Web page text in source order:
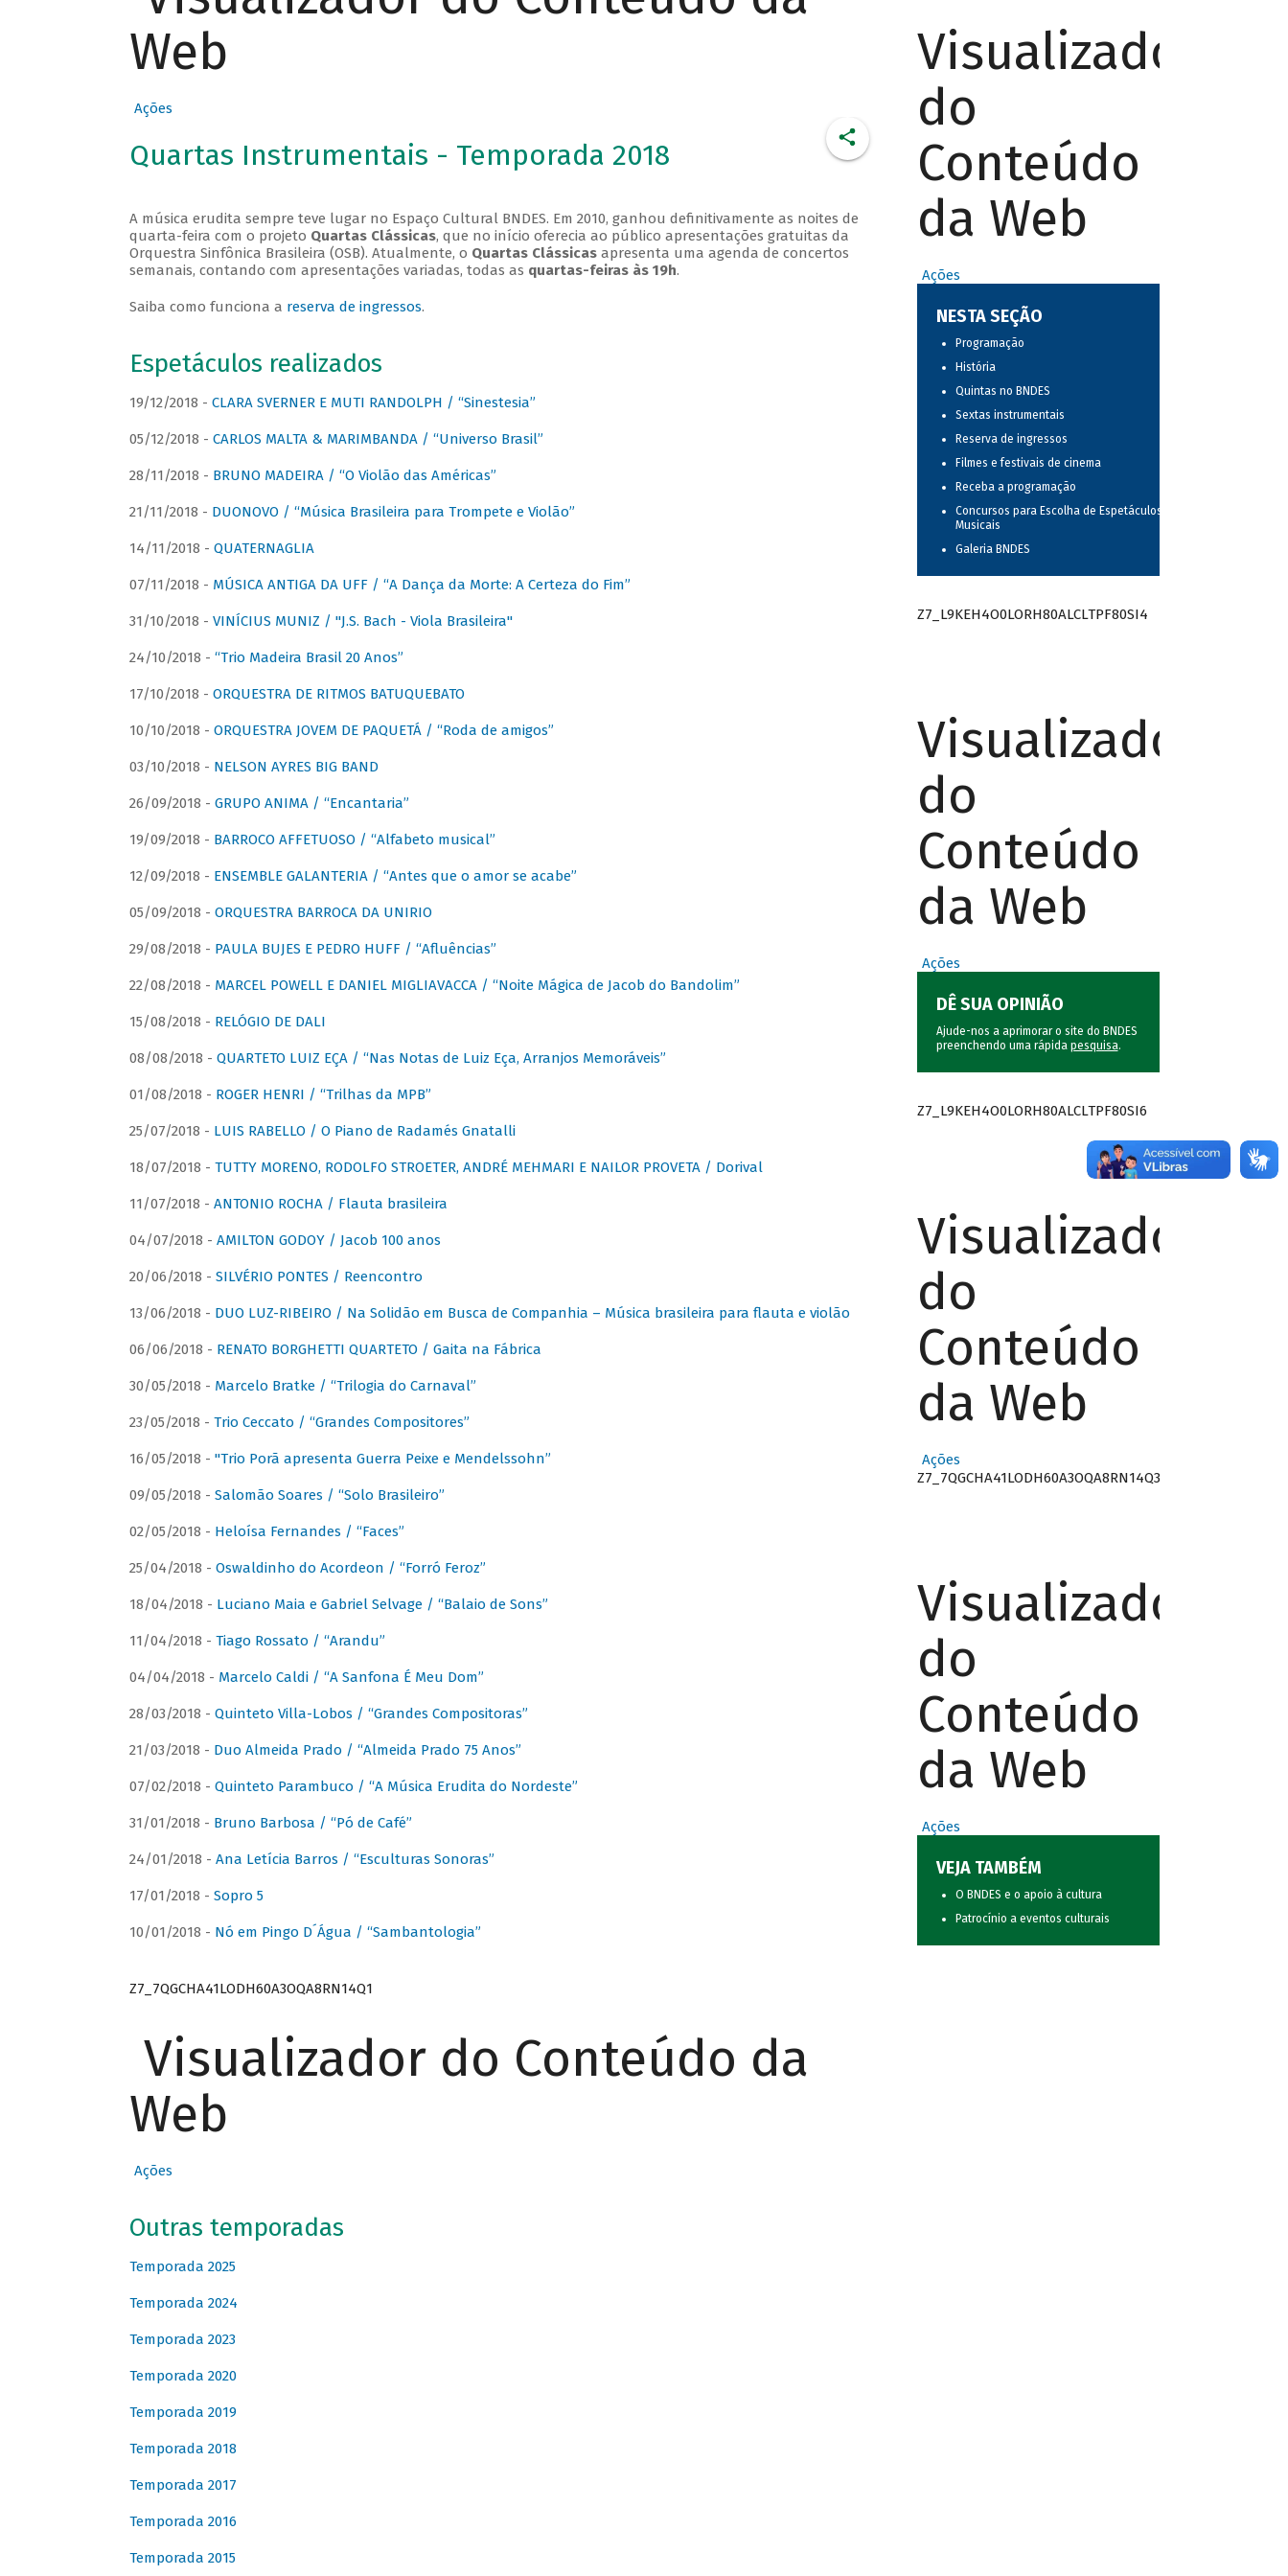
Web
Ações
Quartas Instrumentais - Temporada 2018
A música erudita sempre teve lugar no Espaço Cultural BNDES. Em 2010, ganhou definitivamente as noites de
quarta-feira com o projeto Quartas Clássicas, que no início oferecia ao público apresentações gratuitas da
Orquestra Sinfônica Brasileira (OSB). Atualmente, o Quartas Clássicasapresenta uma agenda de concertos
semanais, contando com apresentações variadas, todas as quartas-feiras às 19h.
Saiba como funciona a reserva de ingressos.
Espetáculos realizados
19/12/2018 - CLARA SVERNER E MUTI RANDOLPH / “Sinestesia”
05/12/2018 - CARLOS MALTA & MARIMBANDA / “Universo Brasil”
28/11/2018 - BRUNO MADEIRA / “O Violão das Américas”
21/11/2018 - DUONOVO / “Música Brasileira para Trompete e Violão”
14/11/2018 - QUATERNAGLIA
07/11/2018 - MÚSICA ANTIGA DA UFF / “A Dança da Morte: A Certeza do Fim”
31/10/2018 - VINÍCIUS MUNIZ / "J.S. Bach - Viola Brasileira"
24/10/2018 - “Trio Madeira Brasil 20 Anos”
17/10/2018 - ORQUESTRA DE RITMOS BATUQUEBATO
10/10/2018 - ORQUESTRA JOVEM DE PAQUETÁ / “Roda de amigos”
03/10/2018 - NELSON AYRES BIG BAND
26/09/2018 - GRUPO ANIMA / “Encantaria”
19/09/2018 - BARROCO AFFETUOSO / “Alfabeto musical”
12/09/2018 - ENSEMBLE GALANTERIA / “Antes que o amor se acabe”
05/09/2018 - ORQUESTRA BARROCA DA UNIRIO
29/08/2018 - PAULA BUJES E PEDRO HUFF / “Afluências”
22/08/2018 - MARCEL POWELL E DANIEL MIGLIAVACCA / “Noite Mágica de Jacob do Bandolim”
15/08/2018 - RELÓGIO DE DALI
08/08/2018 - QUARTETO LUIZ EÇA / “Nas Notas de Luiz Eça, Arranjos Memoráveis”
01/08/2018 - ROGER HENRI / “Trilhas da MPB”
25/07/2018 - LUIS RABELLO / O Piano de Radamés Gnatalli
18/07/2018 - TUTTY MORENO, RODOLFO STROETER, ANDRÉ MEHMARI E NAILOR PROVETA / Dorival
11/07/2018 - ANTONIO ROCHA / Flauta brasileira
04/07/2018 - AMILTON GODOY / Jacob 100 anos
20/06/2018 - SILVÉRIO PONTES / Reencontro
13/06/2018 - DUO LUZ-RIBEIRO / Na Solidão em Busca de Companhia – Música brasileira para flauta e violão
06/06/2018 - RENATO BORGHETTI QUARTETO / Gaita na Fábrica
30/05/2018 - Marcelo Bratke / “Trilogia do Carnaval”
23/05/2018 - Trio Ceccato / “Grandes Compositores”
16/05/2018 - "Trio Porã apresenta Guerra Peixe e Mendelssohn”
09/05/2018 - Salomão Soares / “Solo Brasileiro”
02/05/2018 - Heloísa Fernandes / “Faces”
25/04/2018 - Oswaldinho do Acordeon / “Forró Feroz”
18/04/2018 - Luciano Maia e Gabriel Selvage / “Balaio de Sons”
11/04/2018 - Tiago Rossato / “Arandu”
04/04/2018 - Marcelo Caldi / “A Sanfona É Meu Dom”
28/03/2018 - Quinteto Villa-Lobos / “Grandes Compositoras”
21/03/2018 - Duo Almeida Prado / “Almeida Prado 75 Anos”
07/02/2018 - Quinteto Parambuco / “A Música Erudita do Nordeste”
31/01/2018 - Bruno Barbosa / “Pó de Café”
24/01/2018 - Ana Letícia Barros / “Esculturas Sonoras”
17/01/2018 - Sopro 5
10/01/2018 - Nó em Pingo D´Água / “Sambantologia”
Z7_7QGCHA41LODH60A3OQA8RN14Q1
Visualizador do Conteúdo da
Web
Ações
Outras temporadas
Temporada 2025
Temporada 2024
Temporada 2023
Temporada 2020
Temporada 2019
Temporada 2018
Temporada 2017
Temporada 2016
Temporada 2015
Visualizador
do
Conteúdo
da Web
Ações
NESTA SEÇÃO
Programação
História
Quintas no BNDES
Sextas instrumentais
Reserva de ingressos
Filmes e festivais de cinema
Receba a programação
Concursos para Escolha de Espetáculos
Musicais
Galeria BNDES
Z7_L9KEH4O0LORH80ALCLTPF80SI4
Visualizador
do
Conteúdo
da Web
Ações
DÊ SUA OPINIÃO
Ajude-nos a aprimorar o site do BNDES
preenchendo uma rápida pesquisa.
Z7_L9KEH4O0LORH80ALCLTPF80SI6
Visualizador
do
Conteúdo
da Web
Ações
Z7_7QGCHA41LODH60A3OQA8RN14Q3
Visualizador
do
Conteúdo
da Web
Ações
VEJA TAMBÉM
O BNDES e o apoio à cultura
Patrocínio a eventos culturais